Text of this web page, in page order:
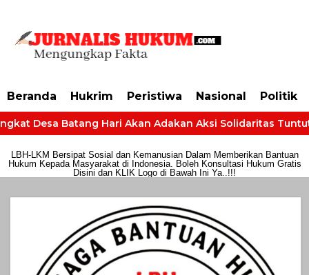
Beranda Hukrim Peristiwa Nasional Politik
Desa Batang Hari Akan Adakan Aksi Solidaritas Tuntut
LBH-LKM Bersipat Sosial dan Kemanusian Dalam Memberikan Bantuan
Hukum Kepada Masyarakat di Indonesia. Boleh Konsultasi Hukum Gratis
Disini dan KLIK Logo di Bawah Ini Ya..!!!